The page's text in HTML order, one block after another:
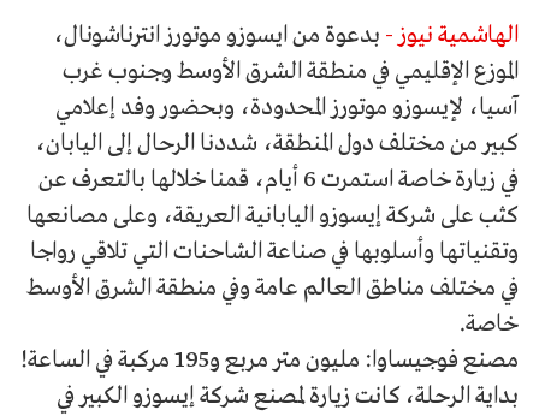
الهاشمية نيوز - بدعوة من ايسوزو موتورز انترناشونال،
الموزع الإقليمي في منطقة الشرق الأوسط وجنوب غرب
آسيا، لإيسوزو موتورز المحدودة، وبحضور وفد إعلامي
كبير من مختلف دول المنطقة، شددنا الرحال إلى اليابان،
في زيارة خاصة استمرت 6 أيام، قمنا خلالها بالتعرف عن
كثب على شركة إيسوزو اليابانية العريقة، وعلى مصانعها
وتقنياتها وأسلوبها في صناعة الشاحنات التي تلاقي رواجا
في مختلف مناطق العالم عامة وفي منطقة الشرق الأوسط
خاصة.
مصنع فوجيساوا: مليون متر مربع و195 مركبة في الساعة!
بداية الرحلة، كانت زيارة لمصنع شركة إيسوزو الكبير في